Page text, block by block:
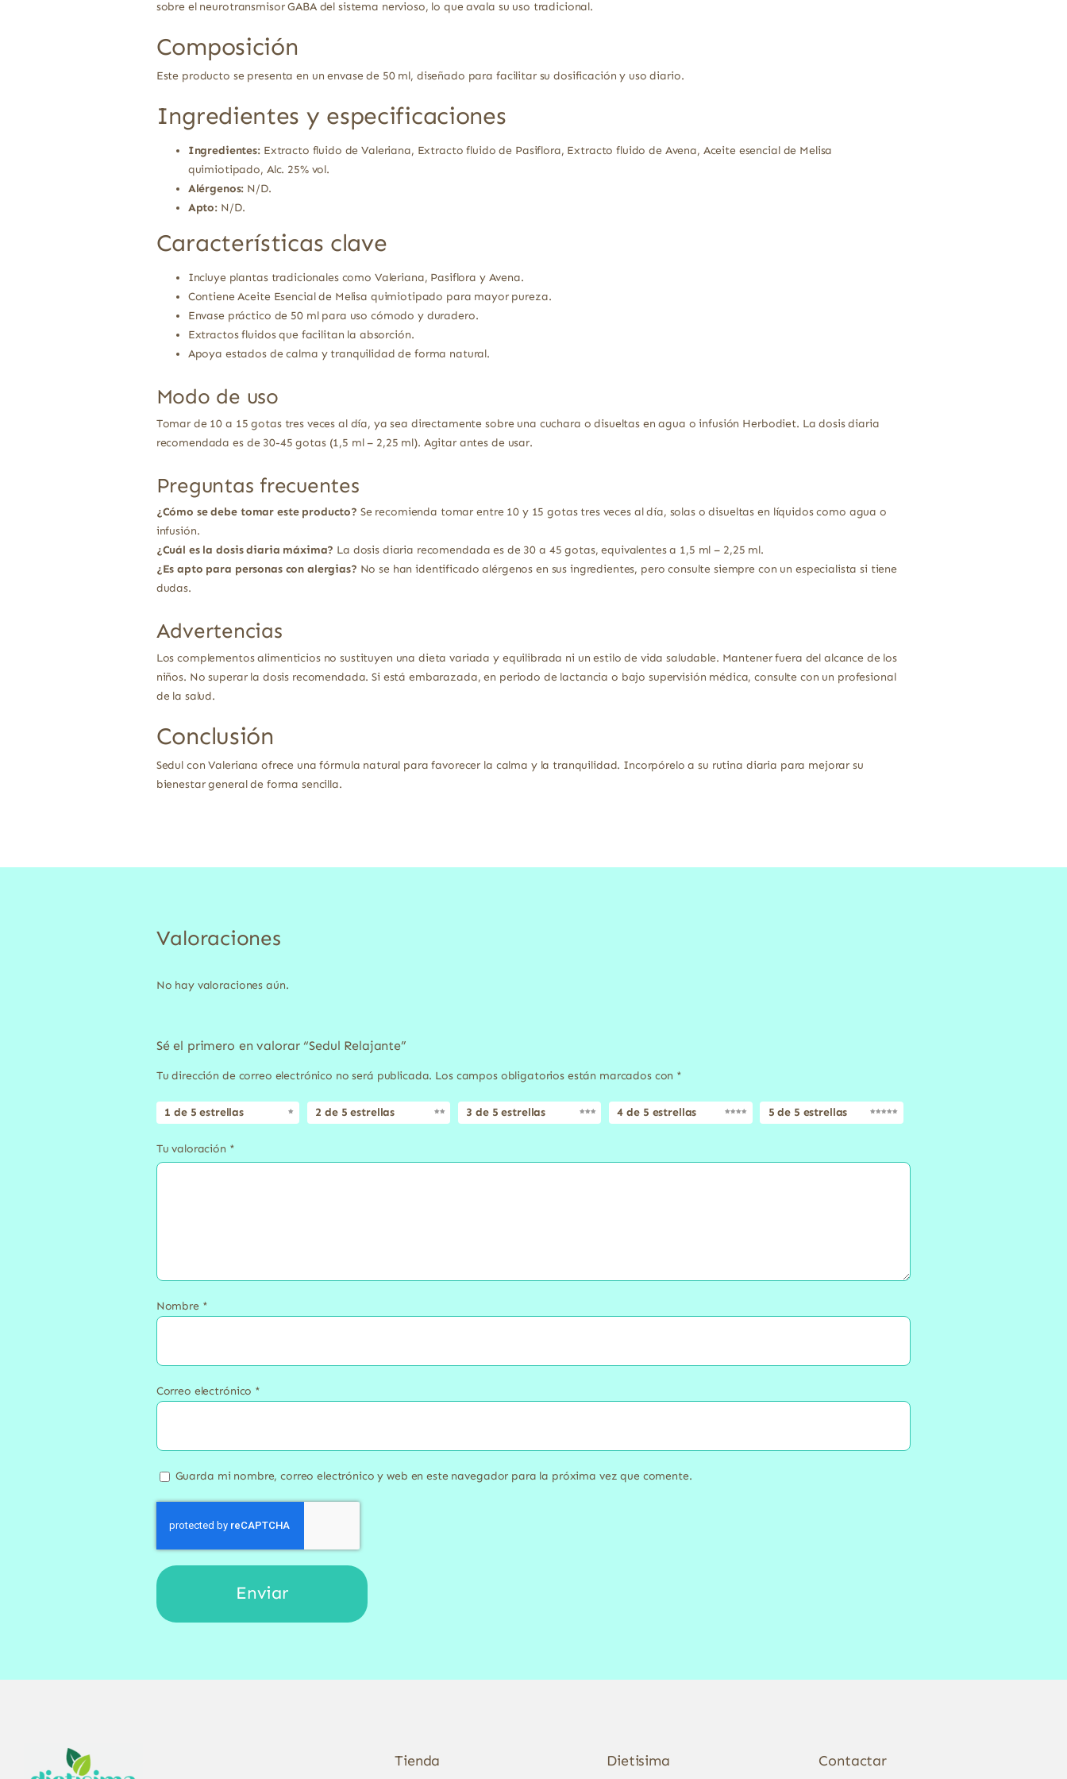
sobre el neurotransmisor GABA del sistema nervioso, lo que avala su uso tradicional.
Composición
Este producto se presenta en un envase de 50 ml, diseñado para facilitar su dosificación y uso diario.
Ingredientes y especificaciones
Ingredientes:Extracto fluido de Valeriana, Extracto fluido de Pasiflora, Extracto fluido de Avena, Aceite esencial de Melisa
quimiotipado, Alc. 25% vol.
Alérgenos: N/D.
Apto: N/D.
Características clave
Incluye plantas tradicionales como Valeriana, Pasiflora y Avena.
Contiene Aceite Esencial de Melisa quimiotipado para mayor pureza.
Envase práctico de 50 ml para uso cómodo y duradero.
Extractos fluidos que facilitan la absorción.
Apoya estados de calma y tranquilidad de forma natural.
Modo de uso
Tomar de 10 a 15 gotas tres veces al día, ya sea directamente sobre una cuchara o disueltas en agua o infusión Herbodiet. La dosis diaria
recomendada es de 30-45 gotas (1,5 ml – 2,25 ml). Agitar antes de usar.
Preguntas frecuentes
¿Cómo se debe tomar este producto? Se recomienda tomar entre 10 y 15 gotas tres veces al día, solas o disueltas en líquidos como agua o
infusión.
¿Cuál es la dosis diaria máxima? La dosis diaria recomendada es de 30 a 45 gotas, equivalentes a 1,5 ml – 2,25 ml.
¿Es apto para personas con alergias? No se han identificado alérgenos en sus ingredientes, pero consulte siempre con un especialista si tiene
dudas.
Advertencias
Los complementos alimenticios no sustituyen una dieta variada y equilibrada ni un estilo de vida saludable. Mantener fuera del alcance de los
niños. No superar la dosis recomendada. Si está embarazada, en periodo de lactancia o bajo supervisión médica, consulte con un profesional
de la salud.
Conclusión
Sedul con Valeriana ofrece una fórmula natural para favorecer la calma y la tranquilidad. Incorpórelo a su rutina diaria para mejorar su
bienestar general de forma sencilla.
Valoraciones
No hay valoraciones aún.
Sé el primero en valorar “Sedul Relajante”
Tu dirección de correo electrónico no será publicada. Los campos obligatorios están marcados con *
1 de 5 estrellas 2 de 5 estrellas 3 de 5 estrellas 4 de 5 estrellas 5 de 5 estrellas
Tu valoración *
Nombre *
Correo electrónico *
Guarda mi nombre, correo electrónico y web en este navegador para la próxima vez que comente.
Tienda Dietisima Contactar